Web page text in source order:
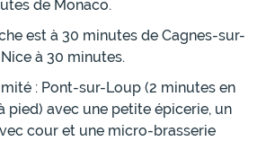
de Monaco.
est à 30 minutes de Cagnes-sur-
à 30 minutes.
: Pont-sur-Loup (2 minutes en
pied) avec une petite épicerie, un
cour et une micro-brasserie